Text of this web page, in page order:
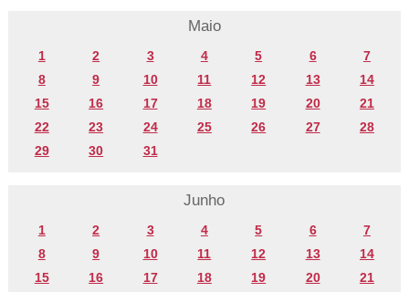
Maio
1 2 3 4 5 6
7
8
9 10 11 12 13
14
15
16 17 18 19 20
21
22
23 24 25 26 27
28
29
30 31
Junho
1 2 3 4 5 6
7
8
9 10 11 12 13
14
15
16 17 18 19 20
21